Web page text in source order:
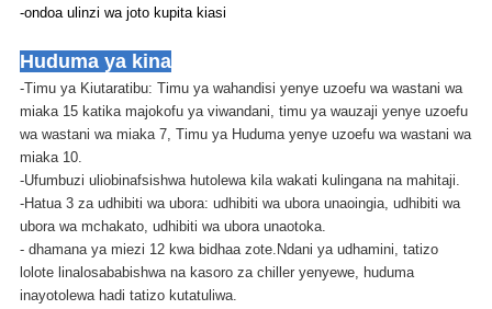
-ondoa ulinzi wa joto kupita kiasi
Huduma ya kina
-Timu ya Kiutaratibu: Timu ya wahandisi yenye uzoefu wa wastani wa
miaka 15 katika majokofu ya viwandani, timu ya wauzaji yenye uzoefu
wa wastani wa miaka 7, Timu ya Huduma yenye uzoefu wa wastani wa
miaka 10.
-Ufumbuzi uliobinafsishwa hutolewa kila wakati kulingana na mahitaji.
-Hatua 3 za udhibiti wa ubora: udhibiti wa ubora unaoingia, udhibiti wa
ubora wa mchakato, udhibiti wa ubora unaotoka.
- dhamana ya miezi 12 kwa bidhaa zote.Ndani ya udhamini, tatizo
lolote linalosababishwa na kasoro za chiller yenyewe, huduma
inayotolewa hadi tatizo kutatuliwa.